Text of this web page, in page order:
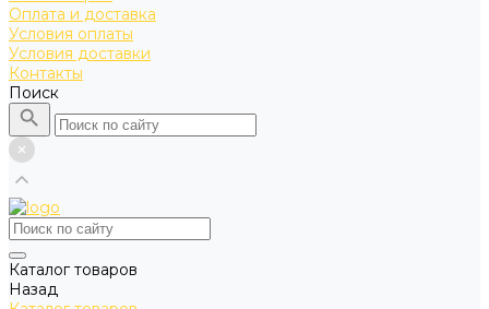
Оплата и доставка
Условия оплаты
Условия доставки
Контакты
Поиск
Каталог товаров
Назад